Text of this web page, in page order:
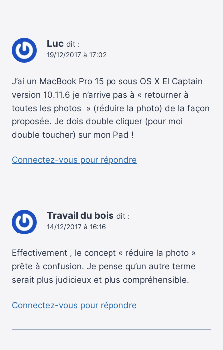
Luc dit :
19/12/2017 à 17:02
J’ai un MacBook Pro 15 po sous OS X El Captain
version 10.11.6 je n’arrive pas à « retourner à
toutes les photos » (réduire la photo) de la façon
proposée. Je dois double cliquer (pour moi
double toucher) sur mon Pad !
Connectez-vous pour répondre
Travail du bois dit :
14/12/2017 à 16:16
Effectivement , le concept « réduire la photo »
prête à confusion. Je pense qu’un autre terme
serait plus judicieux et plus compréhensible.
Connectez-vous pour répondre